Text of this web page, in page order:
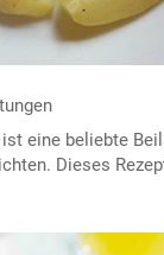
eine beliebte
Dieses